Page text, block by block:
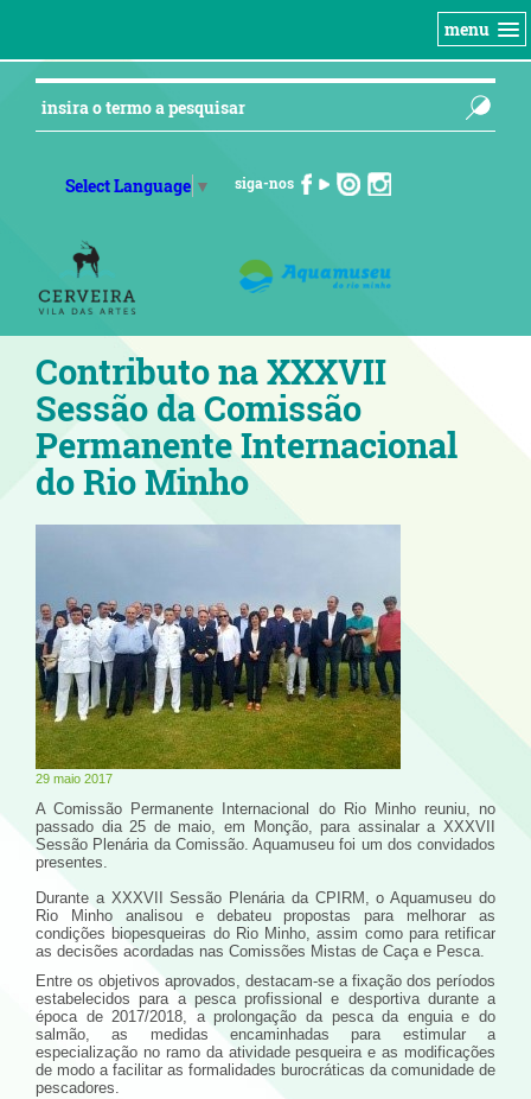
menu
Select Language ▼ siga-nos
Contributo na XXXVII
Sessão da Comissão
Permanente Internacional
do Rio Minho
29 maio 2017
A Comissão Permanente Internacional do Rio Minho reuniu, no
passado dia 25 de maio, em Monção, para assinalar a XXXVII
Sessão Plenária da Comissão. Aquamuseu foi um dos convidados
presentes.
Durante a XXXVII Sessão Plenária da CPIRM, o Aquamuseu do
Rio Minho analisou e debateu propostas para melhorar as
condições biopesqueiras do Rio Minho, assim como para retificar
as decisões acordadas nas Comissões Mistas de Caça e Pesca.
Entre os objetivos aprovados, destacam-se a fixação dos períodos
estabelecidos para a pesca profissional e desportiva durante a
época de 2017/2018, a prolongação da pesca da enguia e do
salmão, as medidas encaminhadas para estimular a
especialização no ramo da atividade pesqueira e as modificações
de modo a facilitar as formalidades burocráticas da comunidade de
pescadores.